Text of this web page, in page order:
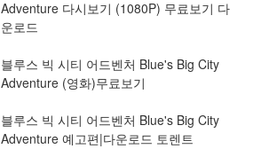
Adventure 다시보기 (1080P) 무료보기 다
운로드
블루스 빅 시티 어드벤처 Blue's Big City
Adventure (영화)무료보기
블루스 빅 시티 어드벤처 Blue's Big City
Adventure 예고편|다운로드 토렌트